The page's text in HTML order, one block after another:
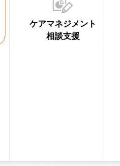
ケアマネジメント
相談支援